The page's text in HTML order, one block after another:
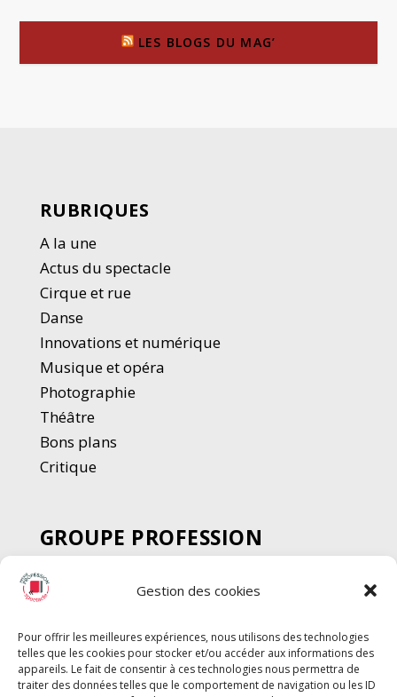
Gestion des cookies
Pour offrir les meilleures expériences, nous utilisons des technologies
telles que les cookies pour stocker et/ou accéder aux informations des
appareils. Le fait de consentir à ces technologies nous permettra de
traiter des données telles que le comportement de navigation ou les ID
LES BLOGS DU MAG’
RUBRIQUES
A la une
Actus du spectacle
Cirque et rue
Danse
Innovations et numérique
Musique et opéra
Photographie
Théâtre
Bons plans
Critique
GROUPE PROFESSION
SPECTACLE
Chèque Intermittents
Chèque Compta
Chèque Emploi Spectacle